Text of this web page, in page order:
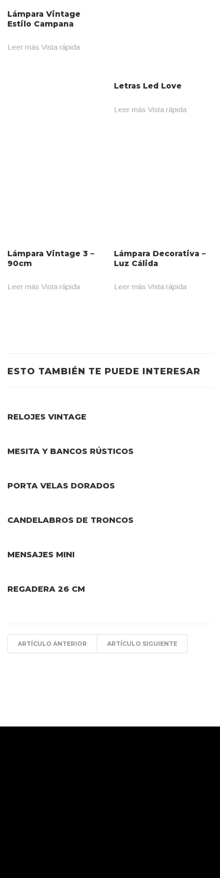
Lámpara Vintage
Estilo Campana
Leer más Vista rápida
Letras Led Love
Leer más Vista rápida
Lámpara Vintage 3 –
90cm
Leer más Vista rápida
Lámpara Decorativa –
Luz Cálida
Leer más Vista rápida
ESTO TAMBIÉN TE PUEDE INTERESAR
RELOJES VINTAGE
MESITA Y BANCOS RÚSTICOS
PORTA VELAS DORADOS
CANDELABROS DE TRONCOS
MENSAJES MINI
REGADERA 26 CM
ARTÍCULO ANTERIOR ARTÍCULO SIGUIENTE